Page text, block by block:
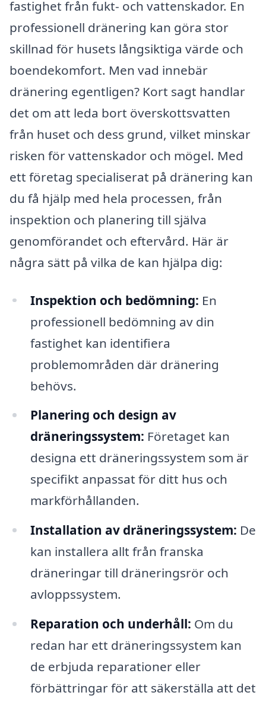
fastighet från fukt- och vattenskador. En
professionell dränering kan göra stor
skillnad för husets långsiktiga värde och
boendekomfort. Men vad innebär
dränering egentligen? Kort sagt handlar
det om att leda bort överskottsvatten
från huset och dess grund, vilket minskar
risken för vattenskador och mögel. Med
ett företag specialiserat på dränering kan
du få hjälp med hela processen, från
inspektion och planering till själva
genomförandet och eftervård. Här är
några sätt på vilka de kan hjälpa dig:
Inspektion och bedömning: En
professionell bedömning av din
fastighet kan identifiera
problemområden där dränering
behövs.
Planering och design av
dräneringssystem: Företaget kan
designa ett dräneringssystem som är
specifikt anpassat för ditt hus och
markförhållanden.
Installation av dräneringssystem: De
kan installera allt från franska
dräneringar till dräneringsrör och
avloppssystem.
Reparation och underhåll: Om du
redan har ett dräneringssystem kan
de erbjuda reparationer eller
förbättringar för att säkerställa att det